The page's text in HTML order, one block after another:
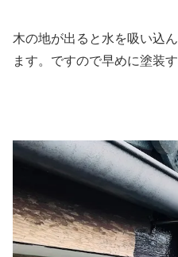
木の地が出ると水を吸い込
ます。ですので早めに塗装